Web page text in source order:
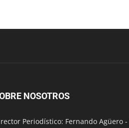
NOSOTROS
Periodístico: Fernando Agüero -